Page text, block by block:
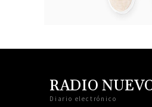
RADIO
Diario electrónico